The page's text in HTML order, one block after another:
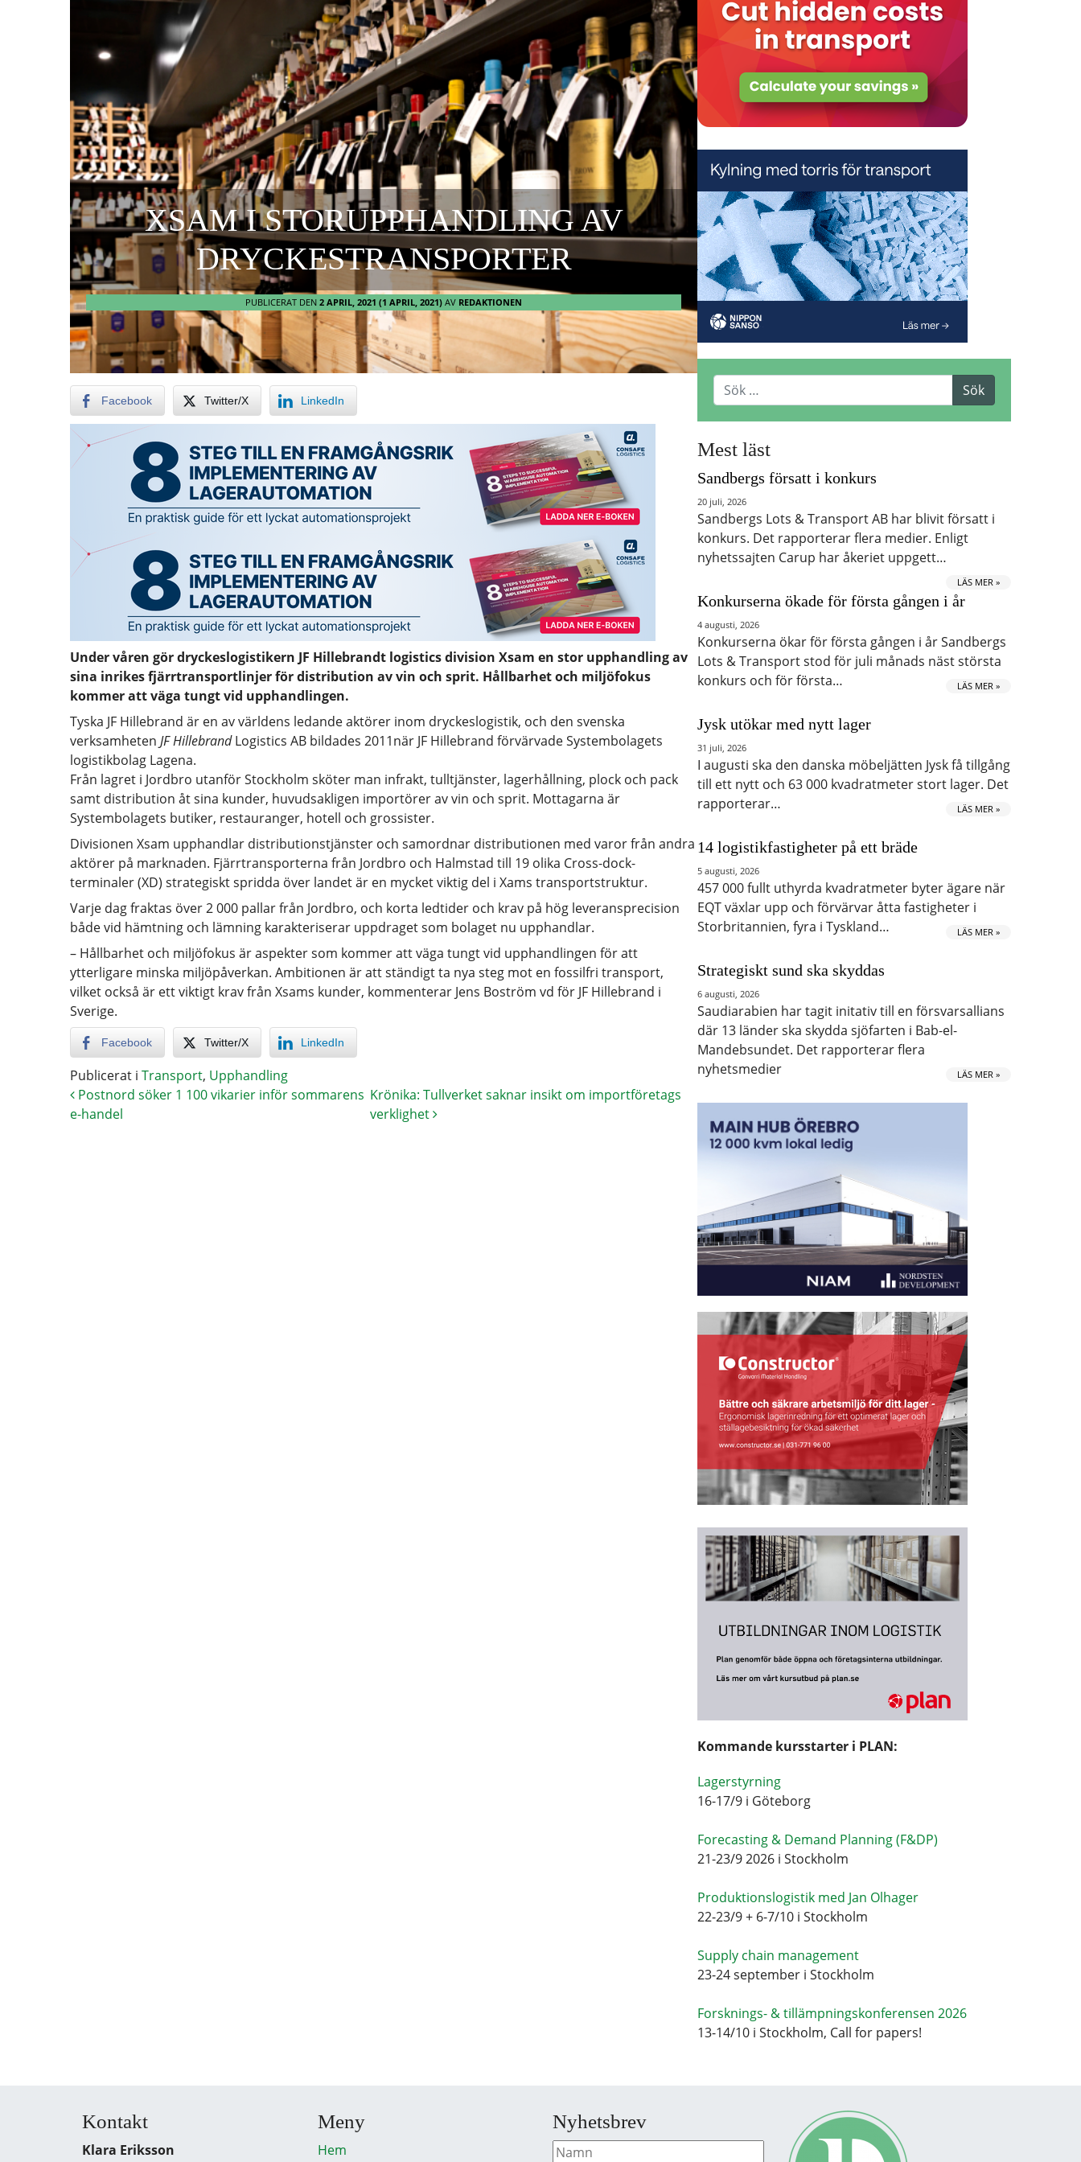
XSAM I STORUPPHANDLING AV
DRYCKESTRANSPORTER
PUBLICERAT DEN 2 APRIL, 2021 (1 APRIL, 2021) AV REDAKTIONEN
Facebook Twitter/X LinkedIn
Under våren gör dryckeslogistikern JF Hillebrandt logistics division Xsam en stor upphandling av
sina inrikes fjärrtransportlinjer för distribution av vin och sprit. Hållbarhet och miljöfokus
kommer att väga tungt vid upphandlingen.
Tyska JF Hillebrand är en av världens ledande aktörer inom dryckeslogistik, och den svenska
verksamheten JF HillebrandLogistics AB bildades 2011när JF Hillebrand förvärvade Systembolagets
logistikbolag Lagena.
Från lagret i Jordbro utanför Stockholm sköter man infrakt, tulltjänster, lagerhållning, plock och pack
samt distribution åt sina kunder, huvudsakligen importörer av vin och sprit. Mottagarna är
Systembolagets butiker, restauranger, hotell och grossister.
Divisionen Xsam upphandlar distributionstjänster och samordnar distributionen med varor från andra
aktörer på marknaden. Fjärrtransporterna från Jordbro och Halmstad till 19 olika Cross-dock-
terminaler (XD) strategiskt spridda över landet är en mycket viktig del i Xams transportstruktur.
Varje dag fraktas över 2 000 pallar från Jordbro, och korta ledtider och krav på hög leveransprecision
både vid hämtning och lämning karakteriserar uppdraget som bolaget nu upphandlar.
– Hållbarhet och miljöfokus är aspekter som kommer att väga tungt vid upphandlingen för att
ytterligare minska miljöpåverkan. Ambitionen är att ständigt ta nya steg mot en fossilfri transport,
vilket också är ett viktigt krav från Xsams kunder, kommenterar Jens Boström vd för JF Hillebrand i
Sverige.
Facebook Twitter/X LinkedIn
Publicerat i Transport, Upphandling
Postnord söker 1 100 vikarier inför sommarens
e-handel
Krönika: Tullverket saknar insikt om importföretags
verklighet
Mest läst
Sandbergs försatt i konkurs
20 juli, 2026
Sandbergs Lots & Transport AB har blivit försatt i
konkurs. Det rapporterar flera medier. Enligt
nyhetssajten Carup har åkeriet uppgett…
LÄS MER »
Konkurserna ökade för första gången i år
4 augusti, 2026
Konkurserna ökar för första gången i år Sandbergs
Lots & Transport stod för juli månads näst största
konkurs och för första…
LÄS MER »
Jysk utökar med nytt lager
31 juli, 2026
I augusti ska den danska möbeljätten Jysk få tillgång
till ett nytt och 63 000 kvadratmeter stort lager. Det
rapporterar…
LÄS MER »
14 logistikfastigheter på ett bräde
5 augusti, 2026
457 000 fullt uthyrda kvadratmeter byter ägare när
EQT växlar upp och förvärvar åtta fastigheter i
Storbritannien, fyra i Tyskland…
LÄS MER »
Strategiskt sund ska skyddas
6 augusti, 2026
Saudiarabien har tagit initativ till en försvarsallians
där 13 länder ska skydda sjöfarten i Bab-el-
Mandebsundet. Det rapporterar flera
nyhetsmedier
LÄS MER »
Kommande kursstarter i PLAN:
Lagerstyrning
16-17/9 i Göteborg
Forecasting & Demand Planning (F&DP)
21-23/9 2026 i Stockholm
Produktionslogistik med Jan Olhager
22-23/9 + 6-7/10 i Stockholm
Supply chain management
23-24 september i Stockholm
Forsknings- & tillämpningskonferensen 2026
13-14/10 i Stockholm, Call for papers!
Kontakt
Klara Eriksson
Meny
Hem
Nyhetsbrev